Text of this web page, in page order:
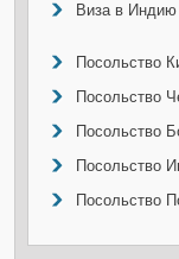
Виза в Индию
Посольство
Посольство
Посольство
Посольство
Посольство